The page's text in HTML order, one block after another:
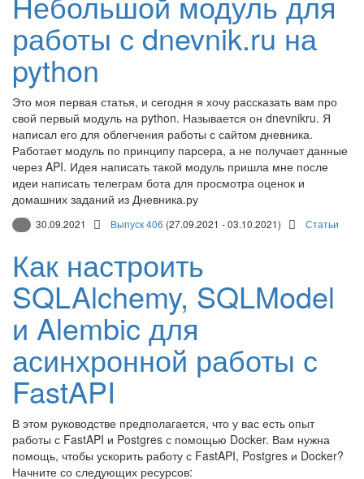
работы с dnevnik.ru на
python
Это моя первая статья, и сегодня я хочу рассказать вам про
свой первый модуль на python. Называется он dnevnikru. Я
написал его для облегчения работы с сайтом дневника.
Работает модуль по принципу парсера, а не получает данные
через API. Идея написать такой модуль пришла мне после
идеи написать телеграм бота для просмотра оценок и
домашних заданий из Дневника.ру
30.09.2021 Выпуск 406 (27.09.2021 - 03.10.2021) Статьи
Как настроить
SQLAlchemy, SQLModel
и Alembic для
асинхронной работы с
FastAPI
В этом руководстве предполагается, что у вас есть опыт
работы с FastAPI и Postgres с помощью Docker. Вам нужна
помощь, чтобы ускорить работу с FastAPI, Postgres и Docker?
Начните со следующих ресурсов: